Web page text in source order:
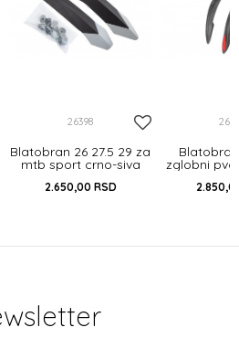
26398
Blatobran 26 27.5 29 za
mtb sport crno-siva
2.650,00 RSD
zglobni